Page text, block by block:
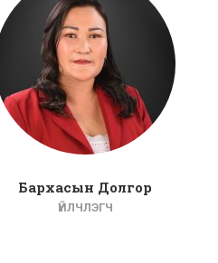
Бархасын Долгор
ҮЙЛЧЛЭГЧ